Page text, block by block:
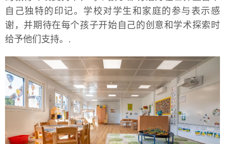
自己独特的印记。学校对学生和家庭的参与表示感
谢，并期待在每个孩子开始自己的创意和学术探索时
给予他们支持。.